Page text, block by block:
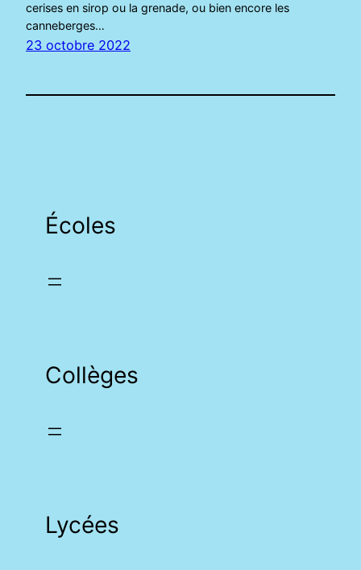
cerises en sirop ou la grenade, ou bien encore les
canneberges…
23 octobre 2022
Écoles
Collèges
Lycées